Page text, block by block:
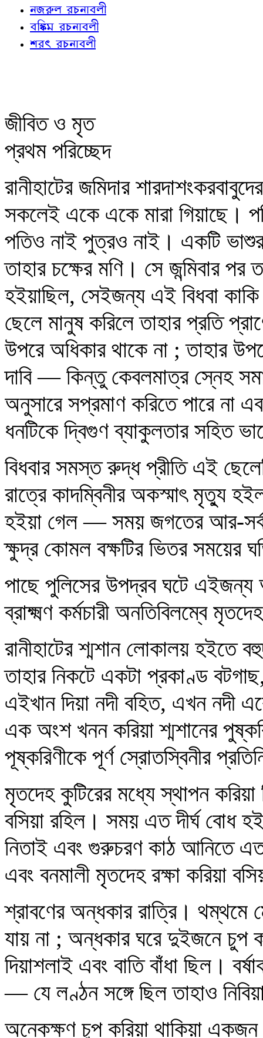
নজরুল রচনাবলী
বঙ্কিম রচনাবলী
শরৎ রচনাবলী
জীবিত ও মৃত
প্রথম পরিচ্ছেদ
রানীহাটের জমিদার
সকলেই একে একে মারা গিয়াছে।
পতিও নাই পুত্রও নাই। একটি
তাহার চক্ষের মণি। সে জন্মিবার পর
হইয়াছিল, সেইজন্য এই বিধবা কাকি
ছেলে মানুষ করিলে তাহার প্রতি
উপরে অধিকার থাকে না ; তাহার
দাবি — কিন্তু কেবলমাত্র স্নেহ
অনুসারে সপ্রমাণ করিতে পারে না
ধনটিকে দ্বিগুণ ব্যাকুলতার সহিত
বিধবার সমস্ত রুদ্ধ প্রীতি এই
রাত্রে কাদম্বিনীর অকস্মাৎ মৃত্যু
হইয়া গেল — সময় জগতের আর-
ক্ষুদ্র কোমল বক্ষটির ভিতর সময়ের
পাছে পুলিসের উপদ্রব ঘটে এইজন্য
ব্রাক্ষ্মণ কর্মচারী অনতিবিলম্বে
রানীহাটের শ্মশান লোকালয় হইতে
তাহার নিকটে একটা প্রকাণ্ড
এইখান দিয়া নদী বহিত, এখন নদী
এক অংশ খনন করিয়া শ্মশানের
পূষ্করিণীকে পূর্ণ স্রোতস্বিনীর
মৃতদেহ কুটিরের মধ্যে স্থাপন করিয়া
বসিয়া রহিল। সময় এত দীর্ঘ বোধ
নিতাই এবং গুরুচরণ কাঠ আনিতে
এবং বনমালী মৃতদেহ রক্ষা করিয়া
শ্রাবণের অন্ধকার রাত্রি। থম্‌থমে
যায় না ; অন্ধকার ঘরে দুইজনে চুপ
দিয়াশলাই এবং বাতি বাঁধা ছিল।
— যে লণ্ঠন সঙ্গে ছিল তাহাও
অনেকক্ষণ চুপ করিয়া থাকিয়া